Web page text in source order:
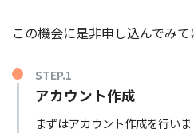
この機会に是非申し込んでみ
STEP.1
アカウント作成
まずはアカウント作成を行い